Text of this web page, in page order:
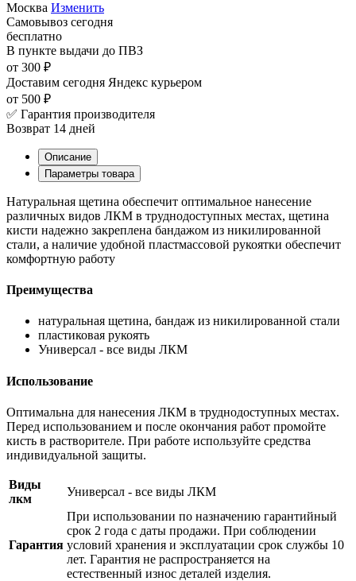
Москва Изменить
Самовывоз сегодня
бесплатно
В пункте выдачи до ПВЗ
от 300 ₽
Доставим сегодня Яндекс курьером
от 500 ₽
✅ Гарантия производителя
Возврат 14 дней
Описание
Параметры товара
Натуральная щетина обеспечит оптимальное нанесение
различных видов ЛКМ в труднодоступных местах, щетина
кисти надежно закреплена бандажом из никилированной
стали, а наличие удобной пластмассовой рукоятки обеспечит
комфортную работу
Преимущества
натуральная щетина, бандаж из никилированной стали
пластиковая рукоять
Универсал - все виды ЛКМ
Использование
Оптимальна для нанесения ЛКМ в труднодоступных местах.
Перед использованием и после окончания работ промойте
кисть в растворителе. При работе используйте средства
индивидуальной защиты.
Виды
лкм
Универсал - все виды ЛКМ
Гарантия
При использовании по назначению гарантийный
срок 2 года с даты продажи. При соблюдении
условий хранения и эксплуатации срок службы 10
лет. Гарантия не распространяется на
естественный износ деталей изделия.